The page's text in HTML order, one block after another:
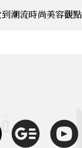
潮流時尚美容觀點